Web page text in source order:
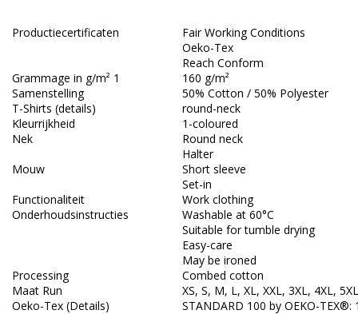
Productiecertificaten
Fair Working Conditions
Oeko-Tex
Reach Conform
Grammage in g/m² 1
160 g/m²
Samenstelling
50% Cotton / 50% Polyester
T-Shirts (details)
round-neck
Kleurrijkheid
1-coloured
Nek
Round neck
Halter
Mouw
Short sleeve
Set-in
Functionaliteit
Work clothing
Onderhoudsinstructies
Washable at 60°C
Suitable for tumble drying
Easy-care
May be ironed
Processing
Combed cotton
Maat Run
XS, S, M, L, XL, XXL, 3XL, 4XL,
Oeko-Tex (Details)
STANDARD 100 by OEKO-TEX®: